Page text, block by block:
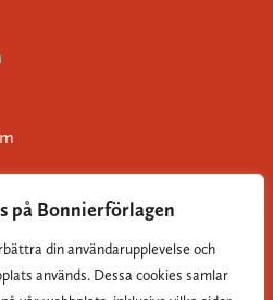
på Bonnierförlagen
din användarupplevelse och
används. Dessa cookies samlar
Cookies